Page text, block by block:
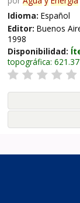
Idioma: Español
Editor: Buenos
1998
Disponibilidad:
topográfica: